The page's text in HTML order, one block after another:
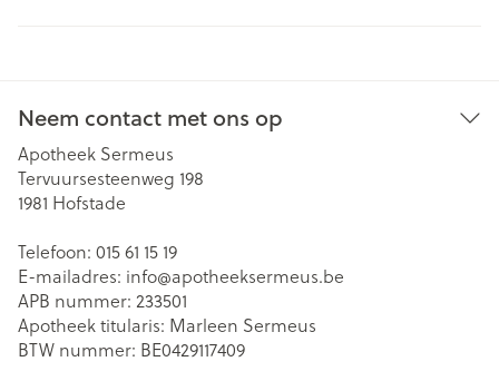
Neem contact met ons op
Apotheek Sermeus
Tervuursesteenweg 198
1981 Hofstade
Telefoon: 015 61 15 19
E-mailadres: info@apotheeksermeus.be
APB nummer: 233501
Apotheek titularis: Marleen Sermeus
BTW nummer: BE0429117409